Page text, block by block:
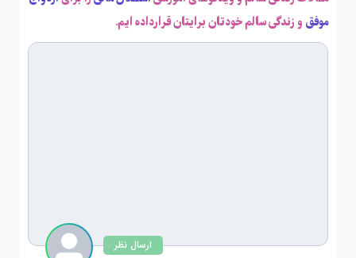
موفق و زندگی سالم خودتان برایتان قرارداده ایم.
ارسال نظر